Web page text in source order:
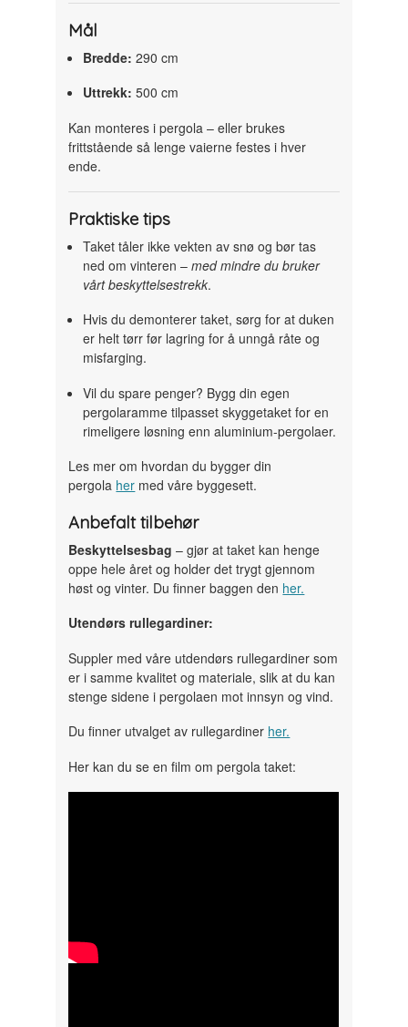
Mål
Bredde: 290 cm
Uttrekk: 500 cm
Kan monteres i pergola – eller brukes
frittstående så lenge vaierne festes i hver
ende.
Praktiske tips
Taket tåler ikke vekten av snø og bør tas
ned om vinteren – med mindre du bruker
vårt beskyttelsestrekk.
Hvis du demonterer taket, sørg for at duken
er helt tørr før lagring for å unngå råte og
misfarging.
Vil du spare penger? Bygg din egen
pergolaramme tilpasset skyggetaket for en
rimeligere løsning enn aluminium-pergolaer.
Les mer om hvordan du bygger din
pergola her med våre byggesett.
Anbefalt tilbehør
Beskyttelsesbag – gjør at taket kan henge
oppe hele året og holder det trygt gjennom
høst og vinter. Du finner baggen den her.
Utendørs rullegardiner:
Suppler med våre utdendørs rullegardiner som
er i samme kvalitet og materiale, slik at du kan
stenge sidene i pergolaen mot innsyn og vind.
Du finner utvalget av rullegardiner her.
Her kan du se en film om pergola taket:
>width="300" height="150">